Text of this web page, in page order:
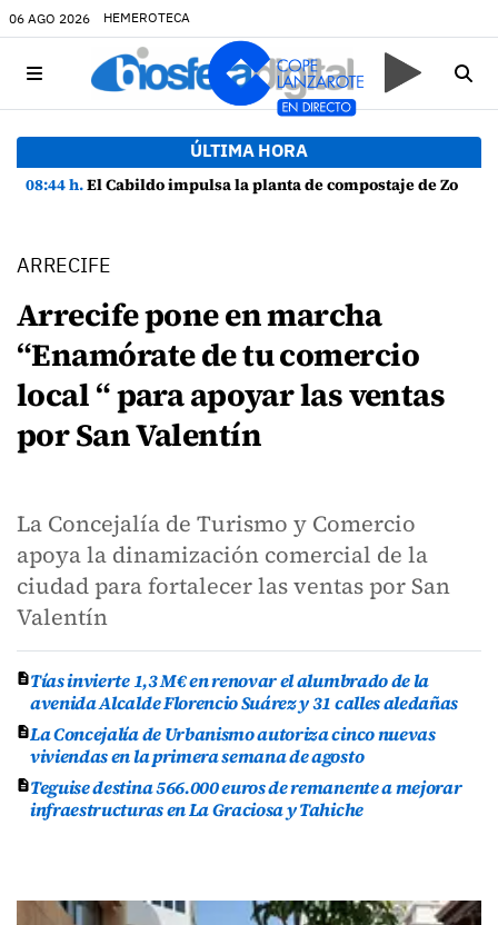
06 AGO 2026 HEMEROTECA
ÚLTIMA HORA
08:44 h.El Cabildo impulsa la planta de compostaje de Zonzamas para tratar 4.375 toneladas de biorresiduos
ARRECIFE
Arrecife pone en marcha
“Enamórate de tu comercio
local “ para apoyar las ventas
por San Valentín
La Concejalía de Turismo y Comercio
apoya la dinamización comercial de la
ciudad para fortalecer las ventas por San
Valentín
Tías invierte 1,3 M€ en renovar el alumbrado de la
avenida Alcalde Florencio Suárez y 31 calles aledañas
La Concejalía de Urbanismo autoriza cinco nuevas
viviendas en la primera semana de agosto
Teguise destina 566.000 euros de remanente a mejorar
infraestructuras en La Graciosa y Tahiche